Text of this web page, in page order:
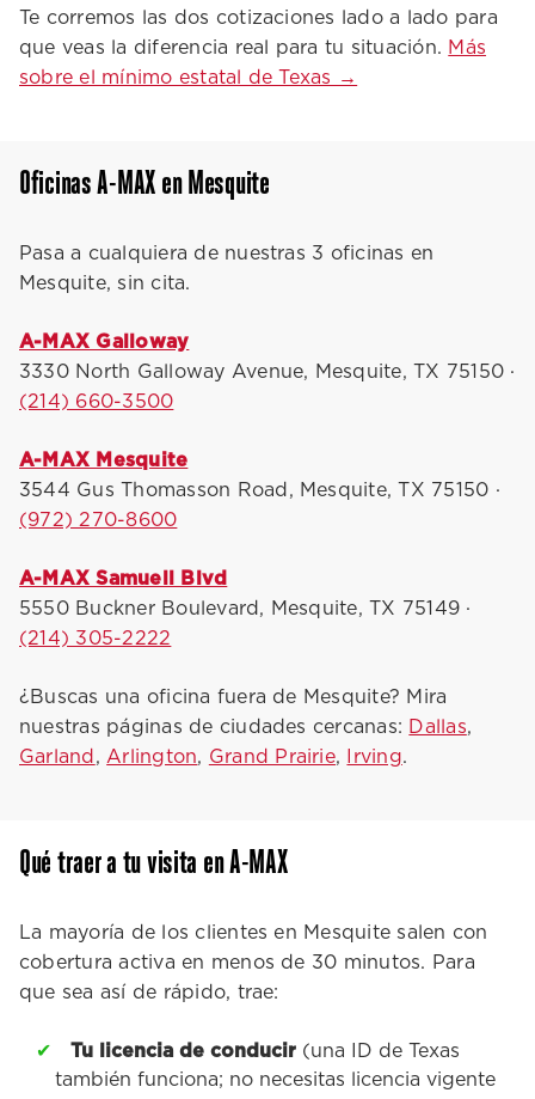
Te corremos las dos cotizaciones lado a lado para
que veas la diferencia real para tu situación. Más
sobre el mínimo estatal de Texas →
Oficinas A-MAX en Mesquite
Pasa a cualquiera de nuestras 3 oficinas en
Mesquite, sin cita.
A-MAX Galloway
3330 North Galloway Avenue, Mesquite, TX 75150 ·
(214) 660-3500
A-MAX Mesquite
3544 Gus Thomasson Road, Mesquite, TX 75150 ·
(972) 270-8600
A-MAX Samuell Blvd
5550 Buckner Boulevard, Mesquite, TX 75149 ·
(214) 305-2222
¿Buscas una oficina fuera de Mesquite? Mira
nuestras páginas de ciudades cercanas: Dallas,
Garland , Arlington, Grand Prairie, Irving.
Qué traer a tu visita en A-MAX
La mayoría de los clientes en Mesquite salen con
cobertura activa en menos de 30 minutos. Para
que sea así de rápido, trae:
Tu licencia de conducir (una ID de Texas
también funciona; no necesitas licencia vigente